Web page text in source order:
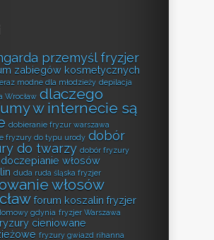
przemyśl fryzjer
zabiegów kosmetycznych
modne dla młodzieży depilacja
Wrocław dlaczego
w internecie są
dobieranie fryzur warszawa
fryzury do typu urody dobór
do twarzy dobór fryzury
doczepianie włosów
duda ruda śląska fryzjer
włosów
forum koszalin fryzjer
gdynia fryzjer Warszawa
cieniowane
fryzury gwiazd rihanna